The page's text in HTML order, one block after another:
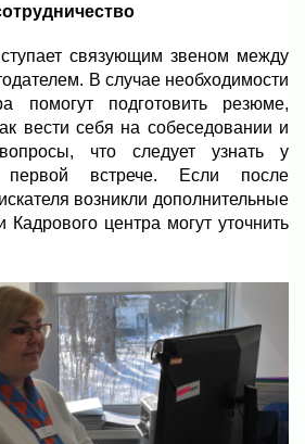
связующим звеном между
В случае необходимости
помогут подготовить резюме,
вести себя на собеседовании и
что следует узнать у
первой встрече. Если после
возникли дополнительные
Кадрового центра могут уточнить